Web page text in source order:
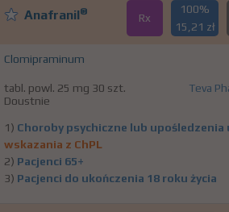
Anafranil® Rx
100%
15,21 zł
Clomipraminum
tabl. powl. 25 mg 30 szt.
Doustnie
Teva
1) Choroby psychiczne lub upośledzenia
wskazania z ChPL
2) Pacjenci 65+
3) Pacjenci do ukończenia 18 roku życia